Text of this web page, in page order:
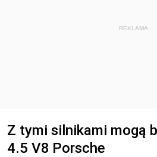
REKLAMA
Z tymi silnikami mogą
4.5 V8 Porsche